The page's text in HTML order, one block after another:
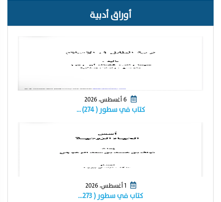
أوراق أدبية
كتاب في سطور ( ٢٧٤) …
1 أغسطس، 2026
كتاب في سطور ( ٢٧٣…